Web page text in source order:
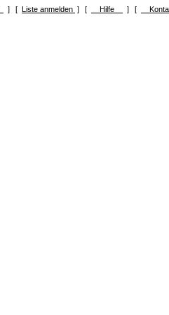
] [ Liste anmelden ] [ Hilfe ] [